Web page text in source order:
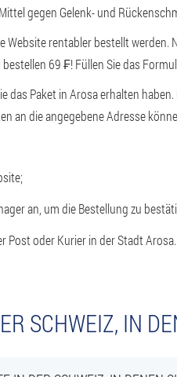
gegen Gelenk- und
rentabler bestellt werden.
69 ₣! Füllen Sie das
das Paket in Arosa erhalten
an die angegebene Adresse
an, um die Bestellung zu
Post oder Kurier in der Stadt Arosa.
SCHWEIZ, IN